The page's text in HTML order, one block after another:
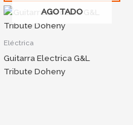
AGOTADO
Eléctrica
Guitarra Electrica G&L
Tribute Doheny